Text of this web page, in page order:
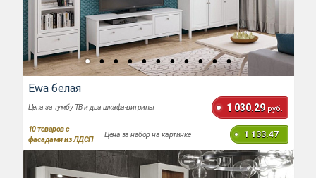
Ewa белая
Цена за тумбу ТВ и два шкафа-витрины 1 030.29 руб.
10товаров с
фасадами из ЛДСП
Цена за набор на картинке 1 133.47